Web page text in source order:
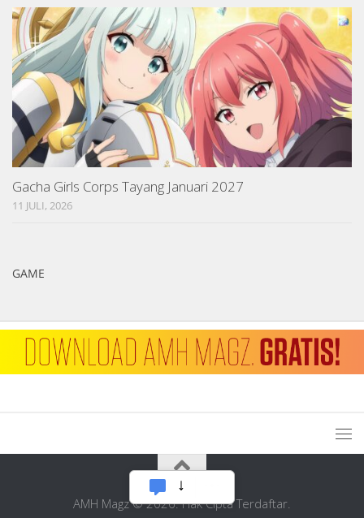
Gacha Girls Corps Tayang Januari 2027
11 JULI, 2026
GAME
AMH Magz © 2026. Hak Cipta Terdaftar.